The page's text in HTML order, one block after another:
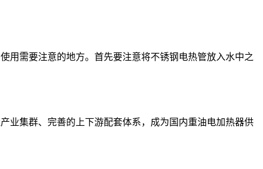
用需要注意的地方。首先要注意将不锈钢电热管放入水中之
业集群、完善的上下游配套体系，成为国内重油电加热器供